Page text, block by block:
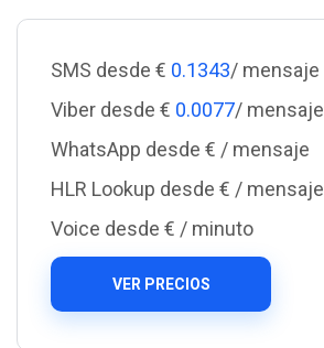
SMS desde € 0.1343/ mensaje
Viber desde € 0.0077/ mensaje
WhatsApp desde € / mensaje
HLR Lookup desde € / mensaje
Voice desde € / minuto
VER PRECIOS